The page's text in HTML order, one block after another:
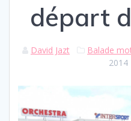
départ
David Jazt Balade
2014